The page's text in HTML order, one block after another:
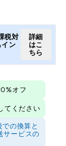
税対
ン
詳細
はこ
ちら
オフ
てください
の換算と
サービスの